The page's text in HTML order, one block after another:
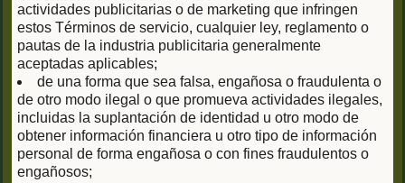
actividades publicitarias o de marketing que infringen
estos Términos de servicio, cualquier ley, reglamento o
pautas de la industria publicitaria generalmente
aceptadas aplicables;
de una forma que sea falsa, engañosa o fraudulenta o
de otro modo ilegal o que promueva actividades ilegales,
incluidas la suplantación de identidad u otro modo de
obtener información financiera u otro tipo de información
personal de forma engañosa o con fines fraudulentos o
engañosos;